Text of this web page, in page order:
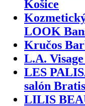
Košice
LOOK
Kručos
L.A.
LES
salón
LILIS